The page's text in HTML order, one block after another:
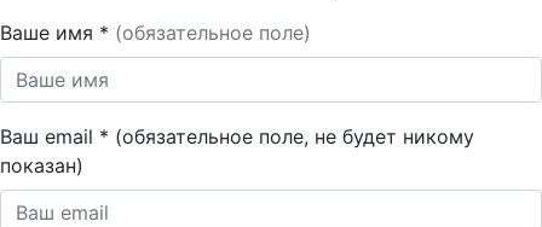
Ваше имя * (обязательное поле)
Ваш email * (обязательное поле, не будет никому
показан)